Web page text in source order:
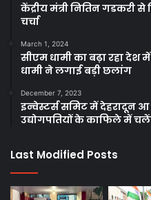
केंद्रीय मंत्री नितिन गडकरी
चर्चा
March 1, 2024
सीएम धामी का बढ़ा रहा देश
धामी ने लगाई बड़ी छलांग
December 7, 2023
इन्वेस्टर्स समिट में देहरादून आ
उद्योगपतियों के काफिले में
Last Modified Posts